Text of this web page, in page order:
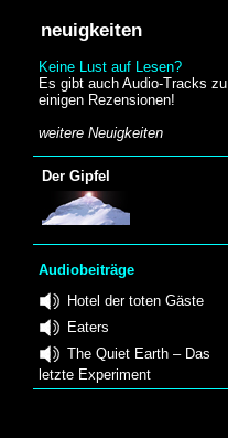
neuigkeiten
Keine Lust auf Lesen?
Es gibt auch Audio-Tracks zu
einigen Rezensionen!
weitere Neuigkeiten
Der Gipfel
Audiobeiträge
Hotel der toten Gäste
Eaters
The Quiet Earth – Das
letzte Experiment